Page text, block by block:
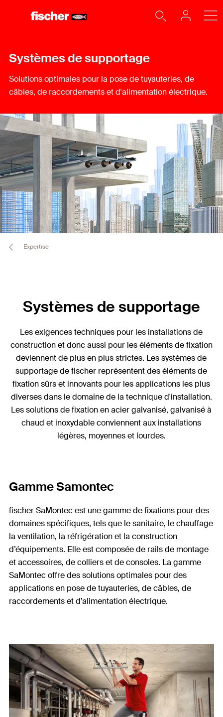
Systèmes de supportage
Solutions optimales pour la pose de tuyauteries, de
câbles, de raccordements et d'alimentation électrique.
Expertise
Systèmes de supportage
Les exigences techniques pour les installations de
construction et donc aussi pour les éléments de fixation
deviennent de plus en plus strictes. Les systèmes de
supportage de fischer représentent des éléments de
fixation sûrs et innovants pour les applications les plus
diverses dans le domaine de la technique d'installation.
Les solutions de fixation en acier galvanisé, galvanisé à
chaud et inoxydable conviennent aux installations
légères, moyennes et lourdes.
Gamme Samontec
fischer SaMontec est une gamme de fixations pour des
domaines spécifiques, tels que le sanitaire, le chauffage
la ventilation, la réfrigération et la construction
d’équipements. Elle est composée de rails de montage
et accessoires, de colliers et de consoles. La gamme
SaMontec offre des solutions optimales pour des
applications en pose de tuyauteries, de câbles, de
raccordements et d’alimentation électrique.